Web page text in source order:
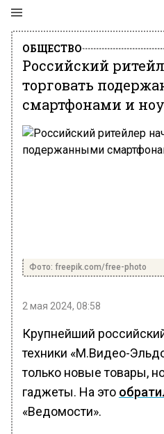
ОБЩЕСТВО
Российский
торговать
смартфонами и
Фото: freepik.com/free-photo
2 мая 2024, 08:58
Крупнейший
техники «М.Видео-
только новые товары,
гаджеты. На это
«Ведомости».